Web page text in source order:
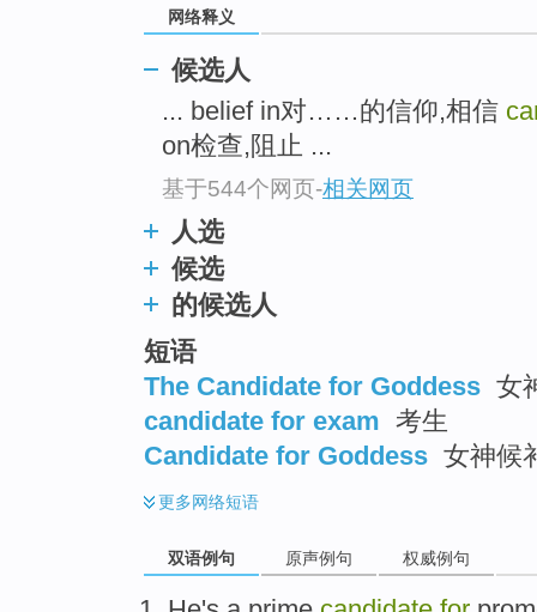
网络释义
候选人
... belief in对……的信仰,相信
on检查,阻止 ...
基于544个网页-相关网页
人选
候选
的候选人
短语
The Candidate for Goddess 女
candidate for exam 考生
Candidate for Goddess 女神候
更多网络短语
双语例句 原声例句 权威例句